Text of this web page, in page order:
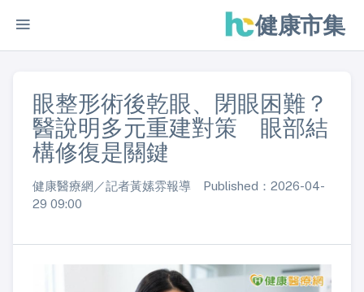
健康市集
眼整形術後乾眼、閉眼困難？
醫說明多元重建對策 眼部結
構修復是關鍵
健康醫療網／記者黃嫊雰報導 Published：2026-04-
29 09:00